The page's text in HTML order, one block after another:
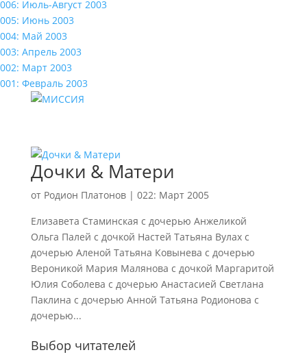
006: Июль-Август 2003
005: Июнь 2003
004: Май 2003
003: Апрель 2003
002: Март 2003
001: Февраль 2003
Дочки & Матери
от Родион Платонов| 022: Март 2005
Елизавета Стаминская с дочерью Анжеликой
Ольга Палей с дочкой Настей Татьяна Вулах с
дочерью Аленой Татьяна Ковынева с дочерью
Вероникой Мария Малянова с дочкой Маргаритой
Юлия Соболева с дочерью Анастасией Светлана
Паклина с дочерью Анной Татьяна Родионова с
дочерью...
Выбор читателей